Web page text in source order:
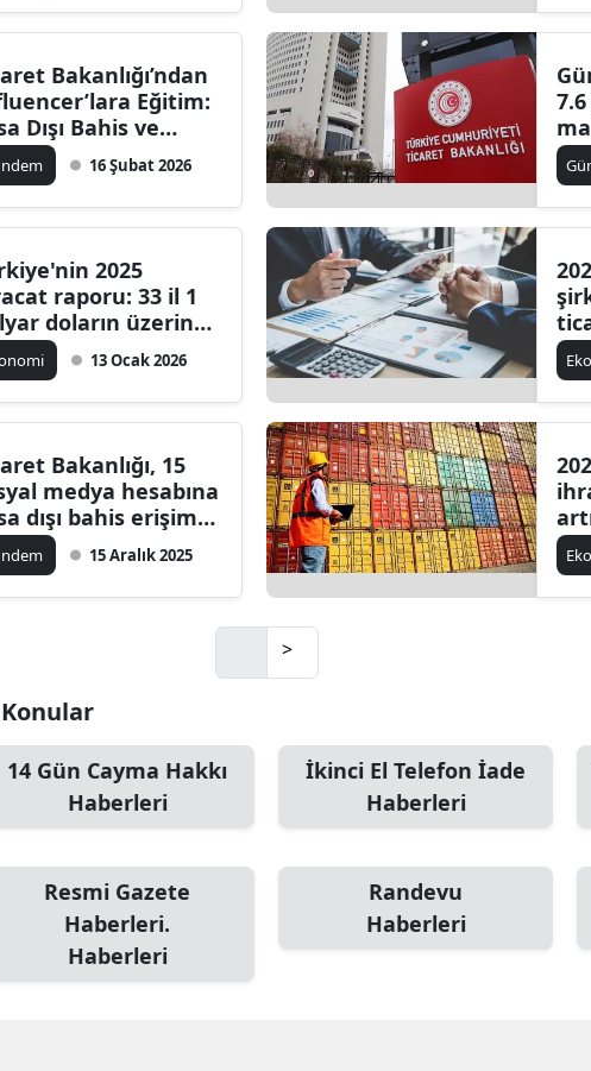
Bakanlığı’ndan
Eğitim:
Dışı Bahis ve
Uyarısı16 Şubat 2026
2025
raporu: 33 il 1
doların üzerinde
gerçekleştirdi
13 Ocak 2026
Bakanlığı, 15
medya hesabına
dışı bahis erişim
getirdi15 Aralık 2025
>
14 Gün Cayma Hakkı
Haberleri
İkinci El Telefon İade
Haberleri
Resmi Gazete
Haberleri.
Haberleri
Randevu
Haberleri